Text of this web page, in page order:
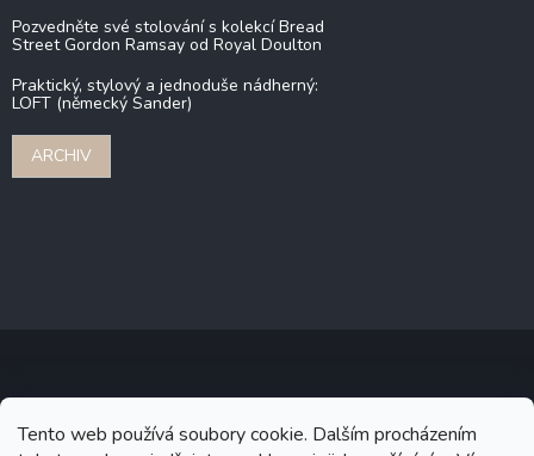
Tento web používá soubory cookie. Dalším procházením
Pozvedněte své stolování s kolekcí Bread
Street Gordon Ramsay od Royal Doulton
Praktický, stylový a jednoduše nádherný:
LOFT (německý Sander)
ARCHIV
Copyright 2026 Stonebridge . Všechna práva vyhrazena. Upravit
nastavení cookies